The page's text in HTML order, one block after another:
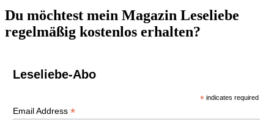
Du möchtest mein Magazin Leseliebe
regelmäßig kostenlos erhalten?
Leseliebe-Abo
* indicates required
Email Address *